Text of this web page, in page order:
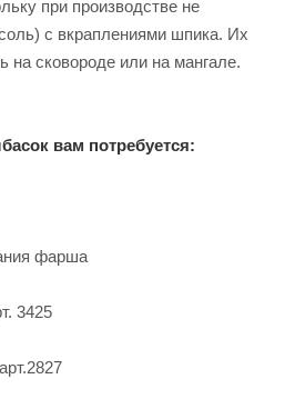
при производстве не
с вкраплениями шпика. Их
на сковороде или на мангале.
вам потребуется:
фарша
3425